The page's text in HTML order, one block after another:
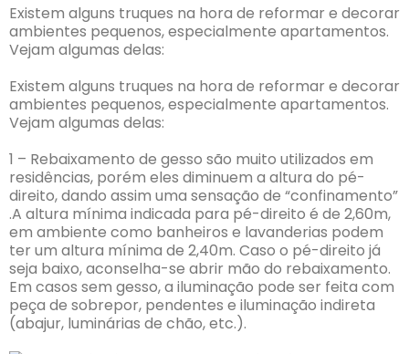
Existem alguns truques na hora de reformar e decorar
ambientes pequenos, especialmente apartamentos.
Vejam algumas delas:
Existem alguns truques na hora de reformar e decorar
ambientes pequenos, especialmente apartamentos.
Vejam algumas delas:
1 – Rebaixamento de gesso são muito utilizados em
residências, porém eles diminuem a altura do pé-
direito, dando assim uma sensação de “confinamento”
.A altura mínima indicada para pé-direito é de 2,60m,
em ambiente como banheiros e lavanderias podem
ter um altura mínima de 2,40m. Caso o pé-direito já
seja baixo, aconselha-se abrir mão do rebaixamento.
Em casos sem gesso, a iluminação pode ser feita com
peça de sobrepor, pendentes e iluminação indireta
(abajur, luminárias de chão, etc.).